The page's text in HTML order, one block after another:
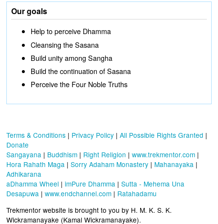
Our goals
Help to perceive Dhamma
Cleansing the Sasana
Build unity among Sangha
Build the continuation of Sasana
Perceive the Four Noble Truths
Terms & Conditions | Privacy Policy | All Possible Rights Granted |
Donate
Sangayana | Buddhism | Right Religion | www.trekmentor.com |
Hora Rahath Maga | Sorry Adaham Monastery | Mahanayaka |
Adhikarana
aDhamma Wheel | imPure Dhamma | Sutta - Mehema Una
Desapuwa | www.endchannel.com | Ratahadamu
Trekmentor website is brought to you by H. M. K. S. K.
Wickramanayake (Kamal Wickramanayake).